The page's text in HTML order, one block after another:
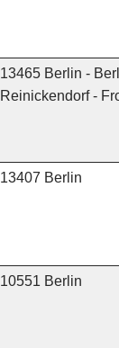
13465 Berlin -
Reinickendorf -
13407 Berlin
10551 Berlin